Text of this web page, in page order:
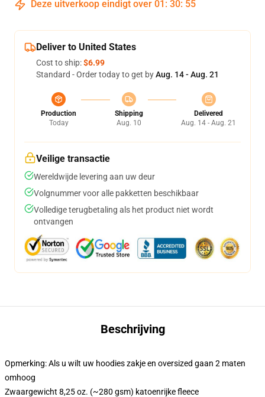
Deze uitverkoop eindigt over 01 : 30: 54
Deliver to United States
Cost to ship:$6.99
Standard - Order today to get byAug. 14 - Aug. 21
Production
Today
Shipping
Aug. 10
Delivered
Aug. 14 - Aug. 21
Veilige transactie
Wereldwijde levering aan uw deur
Volgnummer voor alle pakketten beschikbaar
Volledige terugbetaling als het product niet wordt
ontvangen
Beschrijving
Opmerking: Als u wilt uw hoodies zakje en oversized gaan 2 maten
omhoog
Zwaargewicht 8,25 oz. (~280 gsm) katoenrijke fleece